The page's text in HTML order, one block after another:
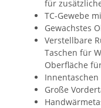
für
TC-Gewebe
Gewachstes
Verstellbare
Taschen für
Oberfläche
Große